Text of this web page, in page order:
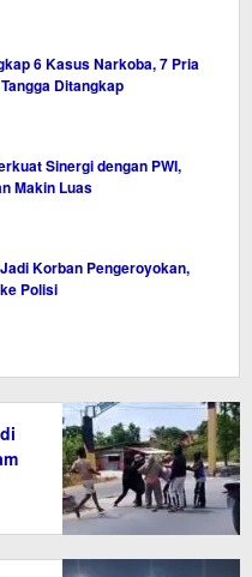
6 Kasus Narkoba, 7 Pria
Ditangkap
Sinergi dengan PWI,
Makin Luas
Korban Pengeroyokan,
Polisi